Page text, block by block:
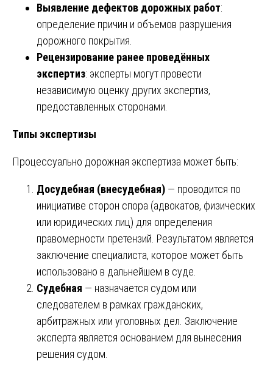
Выявление дефектов дорожных работ:
определение причин и объемов разрушения
дорожного покрытия.
Рецензирование ранее проведённых
экспертиз: эксперты могут провести
независимую оценку других экспертиз,
предоставленных сторонами.
Типы экспертизы
Процессуально дорожная экспертиза может быть:
Досудебная (внесудебная) — проводится по
инициативе сторон спора (адвокатов, физических
или юридических лиц) для определения
правомерности претензий. Результатом является
заключение специалиста, которое может быть
использовано в дальнейшем в суде.
Судебная — назначается судом или
следователем в рамках гражданских,
арбитражных или уголовных дел. Заключение
эксперта является основанием для вынесения
решения судом.